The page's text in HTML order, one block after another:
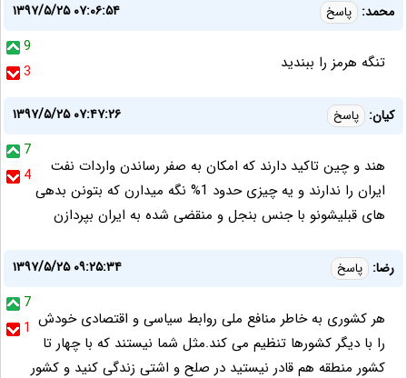
محمد: پاسخ
۱۳۹۷/۵/۲۵ ۰۷:۰۶:۵۴
9
3
تنگه هرمز را ببندید
کیان: پاسخ
۱۳۹۷/۵/۲۵ ۰۷:۴۷:۲۶
7
4
هند و چین تاکید دارند که امکان به صفر رساندن واردات نفت
ایران را ندارند و یه چیزی حدود 1% نگه میدارن که بتونن بدهی
های قبلیشونو با جنس بنجل و منقضی شده به ایران بپردازن
رضا: پاسخ
۱۳۹۷/۵/۲۵ ۰۹:۲۵:۳۴
7
1 هر کشوری به خاطر منافع ملی روابط سیاسی و اقتصادی خودش
را با دیگر کشورها تنظیم می کند.مثل شما نیستند که با چهار تا
کشور منطقه هم قادر نیستید در صلح و اشتی زندگی کنید و کشور